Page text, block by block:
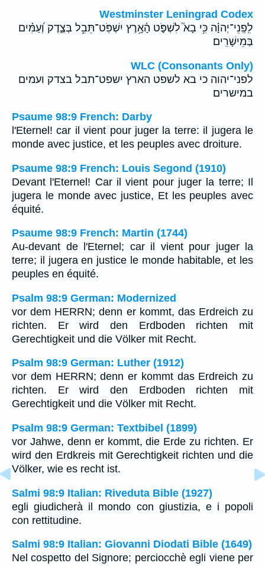
Westminster Leningrad Codex
לִֽפְֽנֵי־יְהוָ֗ה כִּ֥י בָא֮ לִשְׁפֹּ֪ט הָ֫אָ֥רֶץ יִשְׁפֹּֽט־תֵּבֵ֥ל בְּצֶ֑דֶק וְ֝עַמִּ֗ים
בְּמֵישָׁרִֽים׃
WLC (Consonants Only)
לפני־יהוה כי בא לשפט הארץ ישפט־תבל בצדק ועמים
במישרים׃
Psaume 98:9 French: Darby
l'Eternel! car il vient pour juger la terre: il jugera le
monde avec justice, et les peuples avec droiture.
Psaume 98:9 French: Louis Segond (1910)
Devant l'Eternel! Car il vient pour juger la terre; Il
jugera le monde avec justice, Et les peuples avec
équité.
Psaume 98:9 French: Martin (1744)
Au-devant de l'Eternel; car il vient pour juger la
terre; il jugera en justice le monde habitable, et les
peuples en équité.
Psalm 98:9 German: Modernized
vor dem HERRN; denn er kommt, das Erdreich zu
richten. Er wird den Erdboden richten mit
Gerechtigkeit und die Völker mit Recht.
Psalm 98:9 German: Luther (1912)
vor dem HERRN; denn er kommt das Erdreich zu
richten. Er wird den Erdboden richten mit
Gerechtigkeit und die Völker mit Recht.
Psalm 98:9 German: Textbibel (1899)
vor Jahwe, denn er kommt, die Erde zu richten. Er
wird den Erdkreis mit Gerechtigkeit richten und die
Völker, wie es recht ist.
Salmi 98:9 Italian: Riveduta Bible (1927)
egli giudicherà il mondo con giustizia, e i popoli
con rettitudine.
Salmi 98:9 Italian: Giovanni Diodati Bible (1649)
Nel cospetto del Signore; perciocchè egli viene per